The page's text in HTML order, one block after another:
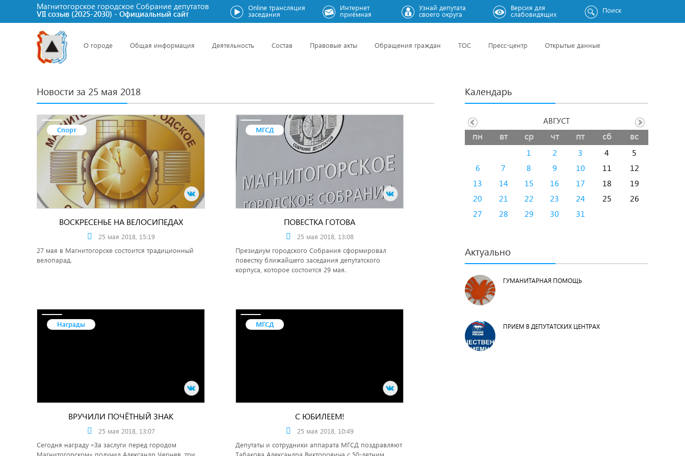
Магнитогорское городское Cобрание депутатов
VII созыв (2025-2030) - Официальный сайт
Online трансляция
заседания
Интернет
приёмная
Узнай депутата
своего округа
Версия для
слабовидящих Поиск
О городе Общая информация Деятельность Состав Правовые акты Обращения граждан ТОС Пресс-центр Открытые данные
Новости за 25 мая 2018
Спорт
ВОСКРЕСЕНЬЕ НА ВЕЛОСИПЕДАХ
25 мая 2018, 15:19
27 мая в Магнитогорске состоится традиционный
велопарад.
МГСД
ПОВЕСТКА ГОТОВА
25 мая 2018, 13:08
Президиум городского Собрания сформировал
повестку ближайшего заседания депутатского
корпуса, которое состоится 29 мая.
Награды
ВРУЧИЛИ ПОЧЁТНЫЙ ЗНАК
25 мая 2018, 13:07
Сегодня награду «За заслуги перед городом
Магнитогорском» получил Александр Чернев, три
МГСД
С ЮБИЛЕЕМ!
25 мая 2018, 10:49
Депутаты и сотрудники аппарата МГСД поздравляют
Табакова Александра Викторовича с 50-летним
Календарь
пн вт ср чт пт сб вс
1 2 3 4
5
6
7 8 9 10 11
12
13
14 15 16 17 18
19
20
21 22 23 24 25
26
27
28 29 30 31
АВГУСТ
Актуально
ГУМАНИТАРНАЯ ПОМОЩЬ
ПРИЕМ В ДЕПУТАТСКИХ ЦЕНТРАХ